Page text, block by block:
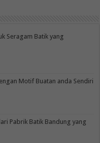
Seragam Batik yang
Motif Buatan anda Sendiri
Pabrik Batik Bandung yang